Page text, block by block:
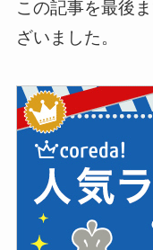
この記事を最後
ざいました。